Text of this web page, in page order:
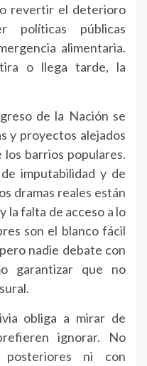
revertir el deterioro
políticas públicas
alimentaria.
o llega tarde, la
de la Nación se
y proyectos alejados
barrios populares.
imputabilidad y de
dramas reales están
la falta de acceso a lo
son el blanco fácil
nadie debate con
garantizar que no
obliga a mirar de
ignorar. No
posteriores ni con